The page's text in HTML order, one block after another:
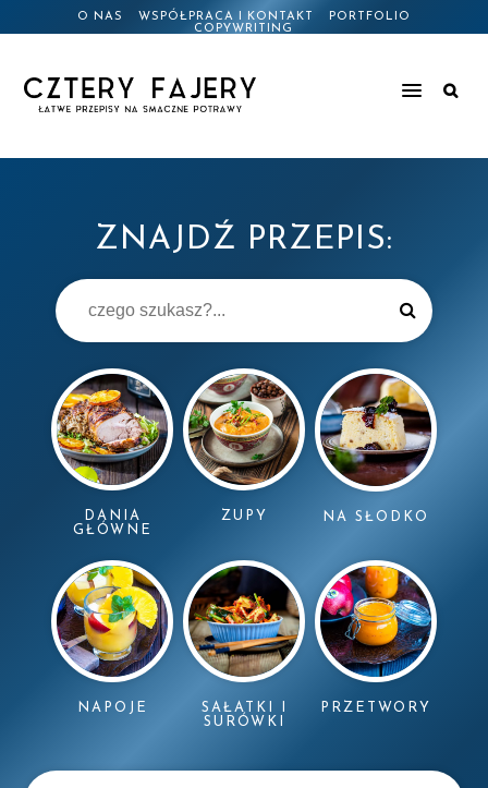
O NAS WSPÓŁPRACA I KONTAKT
PORTFOLIO
COPYWRITING
ZNAJDŹ PRZEPIS:
DANIA
GŁÓWNE
ZUPY NA SŁODKO
NAPOJE
SAŁATKI I
SURÓWKI
PRZETWORY